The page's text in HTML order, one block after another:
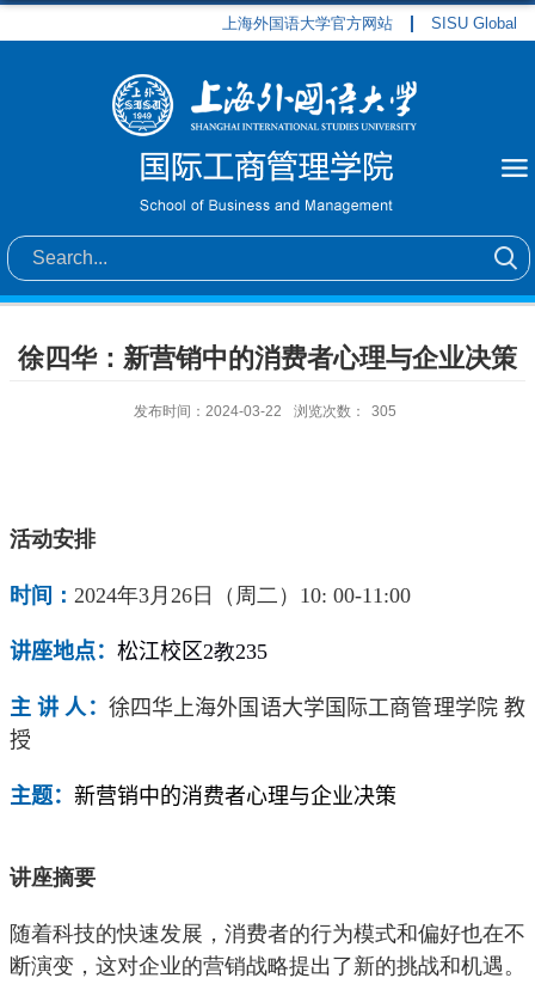
上海外国语大学官方网站 SISU Global
徐四华：新营销中的消费者心理与企业决策
发布时间：2024-03-22 浏览次数： 305
活动安排
时间： 2024年3 月 26日（周二） 10: 00-11:00
讲座地点： 松江校区2教235
主 讲 人： 徐四华 上海外国语大学国际工商管理学院 教
授
主题： 新营销中的消费者心理与企业决策
讲座摘要
随着科技的快速发展，消费者的行为模式和偏好也在不
断演变，这对企业的营销战略提出了新的挑战和机遇。